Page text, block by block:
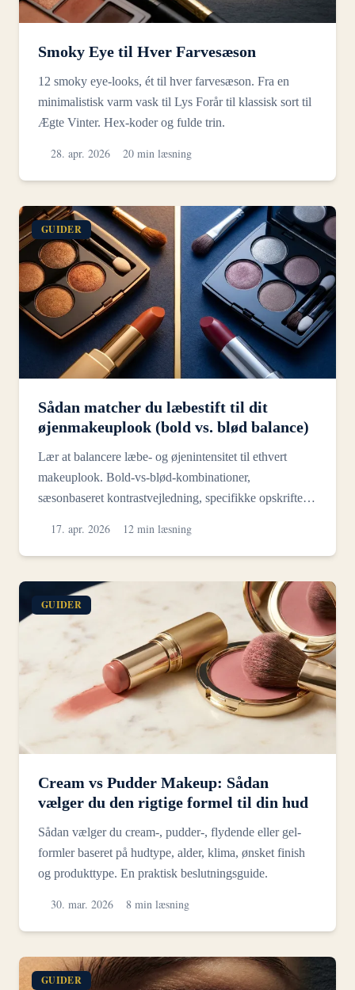
Smoky Eye til Hver Farvesæson
12 smoky eye-looks, ét til hver farvesæson. Fra en
minimalistisk varm vask til Lys Forår til klassisk sort til
Ægte Vinter. Hex-koder og fulde trin.
28. apr. 2026 20 min læsning
GUIDER
Sådan matcher du læbestift til dit
øjenmakeuplook (bold vs. blød balance)
Lær at balancere læbe- og øjenintensitet til ethvert
makeuplook. Bold-vs-blød-kombinationer,
sæsonbaseret kontrastvejledning, specifikke opskrifter
17. apr. 2026 12 min læsning
GUIDER
Cream vs Pudder Makeup: Sådan
vælger du den rigtige formel til din hud
Sådan vælger du cream-, pudder-, flydende eller gel-
formler baseret på hudtype, alder, klima, ønsket finish
og produkttype. En praktisk beslutningsguide.
30. mar. 2026 8 min læsning
GUIDER